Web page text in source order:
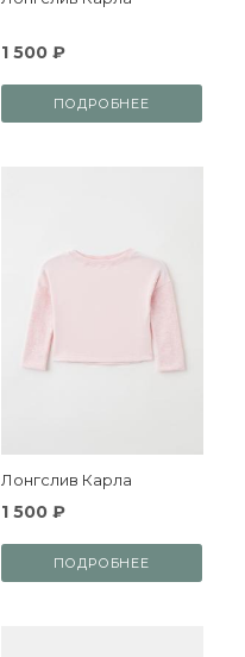
1 500 ₽
ПОДРОБНЕЕ
Лонгслив Карла
1 500 ₽
ПОДРОБНЕЕ